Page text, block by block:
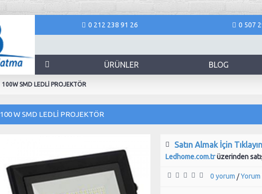
0 212 238 91 26 0 507
ÜRÜNLER BLOG
100W SMD LEDLİ PROJEKTÖR
100 W SMD LEDLİ PROJEKTÖR
Satın Almak İçin
Ledhome.com.trüzerinden
0 yorum /Yorum